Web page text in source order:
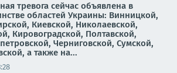
тревога сейчас объявлена в
областей Украины: Винницкой,
Киевской, Николаевской,
Кировоградской, Полтавской,
Черниговской, Сумской,
а также на...